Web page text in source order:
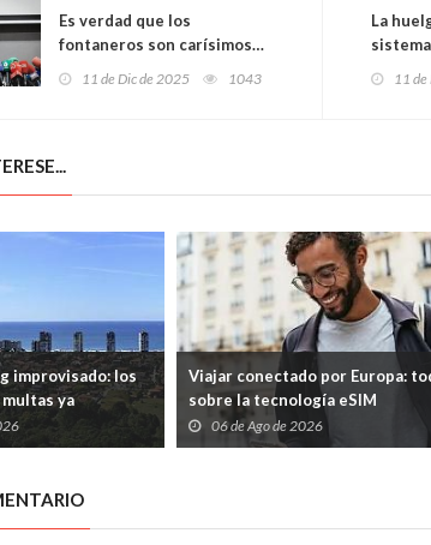
Es verdad que los
fontaneros son carísimos…
pero ninguna cobraba tanto:
11 de Dic de 2025 1043
La
suma
11
improvisado: los
ya
Viajar conectado por Europa:
sobre la tecnología eSIM
06 de Ago de 2026